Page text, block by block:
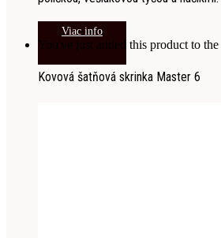
Viac info
You've just added this product to the
Kovová šatňová skrinka Master 6